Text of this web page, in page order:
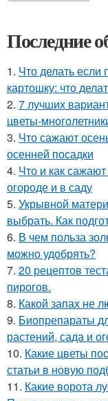
Последние
1. Что делать
картошку: что
2. 7 лучших
цветы-
3. Что сажают
осенней посадки
4. Что и как
огороде и в саду
5. Укрывной
выбрать. Как
6. В чем польза
можно удобрять?
7. 20 рецептов
пирогов.
8. Какой запах не
9. Биопрепараты
растений, сада и
10. Какие цветы
статьи в новую
11. Какие ворота